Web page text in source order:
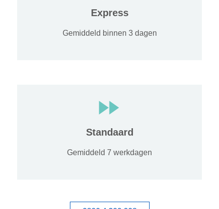
Express
Gemiddeld binnen 3 dagen
Standaard
Gemiddeld 7 werkdagen